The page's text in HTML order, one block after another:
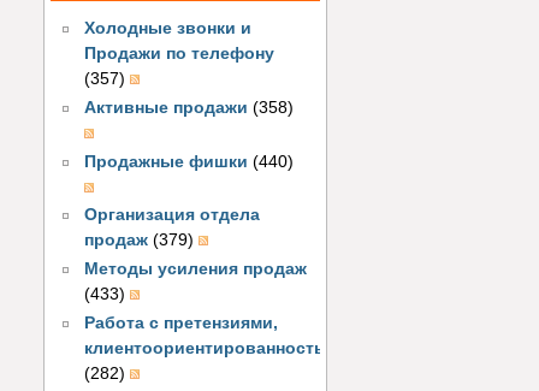
Холодные звонки и
Продажи по телефону
(357)
Активные продажи (358)
Продажные фишки (440)
Организация отдела
продаж (379)
Методы усиления продаж
(433)
Работа с претензиями,
клиентоориентированность
(282)